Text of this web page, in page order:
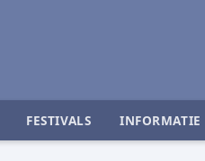
FESTIVALS INFORMATIE